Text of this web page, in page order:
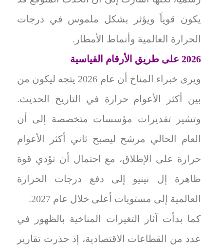
يكون قوياً ويؤثر بشكل ملموس في درجات
الحرارة العالمية وأنماط الأمطار.
2026 على طريق الأرقام القياسية
ويرى خبراء المناخ أن عام 2026 يتجه ليكون من
بين أكثر الأعوام حرارة في التاريخ الحديث.
وتشير تقديرات مؤسسات متخصصة إلى أن
العام الحالي مرشح ليصبح ثاني أكثر الأعوام
حرارة على الإطلاق، مع احتمال أن تؤدي قوة
ظاهرة إل نينيو إلى دفع درجات الحرارة
العالمية إلى مستويات أعلى خلال عام 2027.
كما بدأت آثار التغيرات المناخية بالظهور في
عدد من القطاعات الاقتصادية، إذ حذرت تقارير